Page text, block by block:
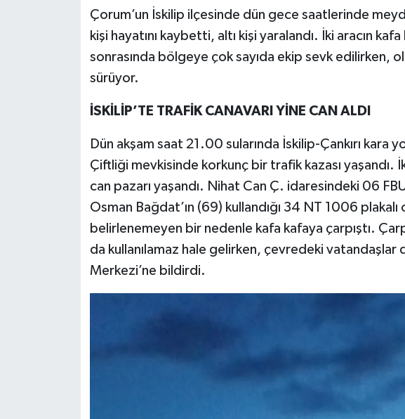
Çorum’un İskilip ilçesinde dün gece saatlerinde
kişi hayatını kaybetti, altı kişi yaralandı. İki aracın kafa
sonrasında bölgeye çok sayıda ekip sevk edilirken,
sürüyor.
İSKİLİP’TE TRAFİK CANAVARI YİNE CAN ALDI
Dün akşam saat 21.00 sularında İskilip-Çankırı kara
Çiftliği mevkisinde korkunç bir trafik kazası yaşandı.
can pazarı yaşandı. Nihat Can Ç. idaresindeki 06
Osman Bağdat’ın (69) kullandığı 34 NT 1006
belirlenemeyen bir nedenle kafa kafaya çarpıştı.
da kullanılamaz hale gelirken, çevredeki vatandaşlar
Merkezi’ne bildirdi.
Teknoloji
KAHRAMANMARAŞ